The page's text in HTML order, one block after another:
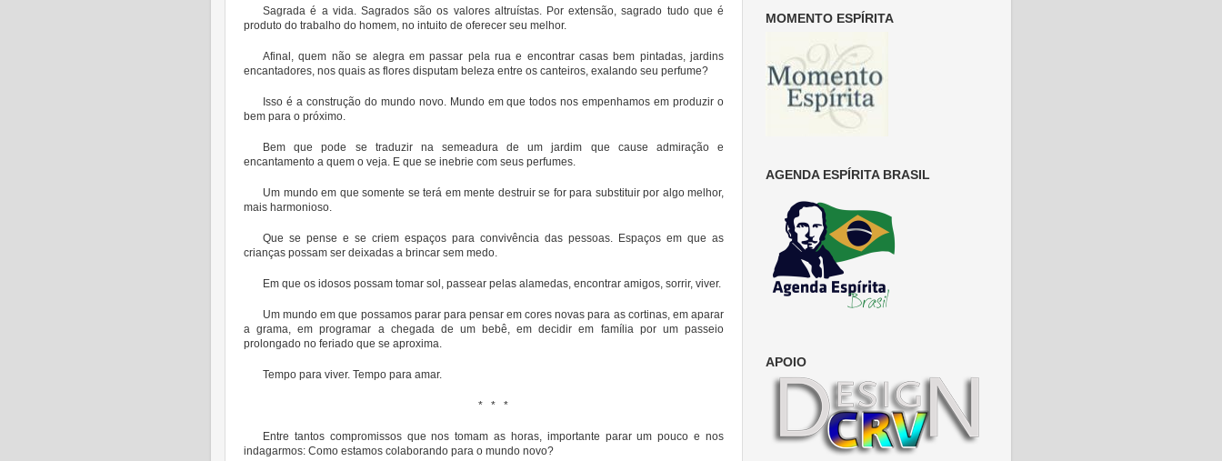
Sagrada é a vida. Sagrados são os valores altruístas. Por extensão, sagrado tudo que é
produto do trabalho do homem, no intuito de oferecer seu melhor.
Afinal, quem não se alegra em passar pela rua e encontrar casas bem pintadas, jardins
encantadores, nos quais as flores disputam beleza entre os canteiros, exalando seu perfume?
Isso é a construção do mundo novo. Mundo em que todos nos empenhamos em produzir o
bem para o próximo.
Bem que pode se traduzir na semeadura de um jardim que cause admiração e
encantamento a quem o veja. E que se inebrie com seus perfumes.
Um mundo em que somente se terá em mente destruir se for para substituir por algo melhor,
mais harmonioso.
Que se pense e se criem espaços para convivência das pessoas. Espaços em que as
crianças possam ser deixadas a brincar sem medo.
Em que os idosos possam tomar sol, passear pelas alamedas, encontrar amigos, sorrir, viver.
Um mundo em que possamos parar para pensar em cores novas para as cortinas, em aparar
a grama, em programar a chegada de um bebê, em decidir em família por um passeio
prolongado no feriado que se aproxima.
Tempo para viver. Tempo para amar.
* * *
Entre tantos compromissos que nos tomam as horas, importante parar um pouco e nos
indagarmos: Como estamos colaborando para o mundo novo?
MOMENTO ESPÍRITA
AGENDA ESPÍRITA BRASIL
APOIO